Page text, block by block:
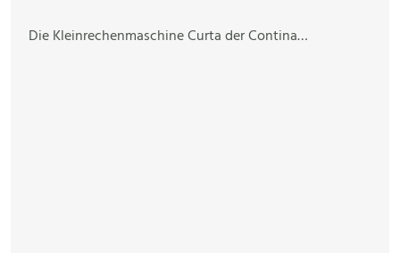
Die Kleinrechenmaschine Curta der Contina…